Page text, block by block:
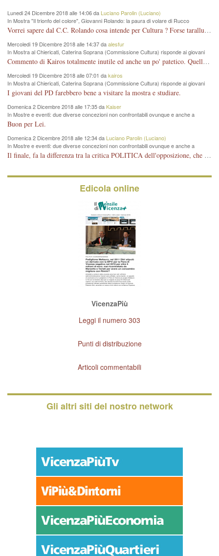
Lunedi 24 Dicembre 2018 alle 14:06 da Luciano Parolin (Luciano)
In Mostra "Il trionfo del colore", Giovanni Rolando: la paura di volare di Rucco
Vorrei sapere dal C.C. Rolando cosa intende per Cultura ? Forse tarallucci, vino e sagre, o spaghetti tricolori del PD ? Il continuo (s)parlare della mostra a Palazzo Chiericati caro consigliere DANNEGGIA FORTEMENTE l'immagine della città TUTTA e fa deviare i consensi che in RUSSIA (badi bene ex U.R.S.S.) sono ECCELLENTI. A livello artistico l'evento è di alta Valenza culturale, COMPITO di Tutta la Cittadinanza fare il possibile per propagandare l'iniziativa senza farne UN CASO PARTITICO come fa Lei da sempre. Meno Gazebo + Partecipazione! E così sia. Amen.
Mercoledi 19 Dicembre 2018 alle 14:37 daalesfur
In Mostra al Chiericati, Caterina Soprana (Commissione Cultura) risponde ai giovani
del Pd: "realizzata a costo zero per il Comune"
Commento di Kairos totalmente inutile ed anche un po' patetico. Quella che è completamente mancata è stata la promozione internazionale dell'evento effettuata da chi lo sa fare, l'amministrazione in questo è stata totalmente assente relegando al provincialismo una mostra che meritava ben altre platee ed i risultati sono sotto gli occhi di tutti. Su questo bisogna parlare, il fatto di averla organizzata al Chiericati certo non ha aiutato ma è un aspetto secondario rispetto a quello della promozione. In città con le mostre organizzate da Goldin - che certo ha fatto principalmente i suoi interessi, ma ne ha comunque beneficiato la città in immagine e commercio per il centro - arrivavano giornalmente pullman carichi di turisti. Dove sono i turisti ora?
Mercoledi 19 Dicembre 2018 alle 07:01 dakairos
In Mostra al Chiericati, Caterina Soprana (Commissione Cultura) risponde ai giovani
del Pd: "realizzata a costo zero per il Comune"
I giovani del PD farebbero bene a visitare la mostra e studiare.
Domenica 2 Dicembre 2018 alle 17:35 daKaiser
In Mostre e eventi: due diverse concezioni non confrontabili ovunque e anche a
Vicenza
Buon per Lei.
Domenica 2 Dicembre 2018 alle 12:34 da Luciano Parolin (Luciano)
In Mostre e eventi: due diverse concezioni non confrontabili ovunque e anche a
Vicenza
Il finale, fa la differenza tra la critica POLITICA dell'opposizione, che ha perso le elezioni ed è minoranza e non trova altri argomenti per politicizzare sul sito qua o là ? La critica d'arte invece è un'altra cosa che lascio agli altri. Per ora mi basta la lezione magistrale del prof. Giulianati.
Edicola online
VicenzaPiù
Leggi il numero 303
Punti di distribuzione
Articoli commentabili
Gli altri siti del nostro network